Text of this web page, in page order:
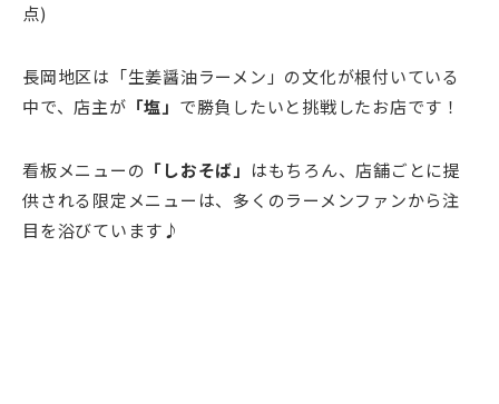
点)
長岡地区は「生姜醤油ラーメン」の文化が根付いている
中で、店主が 「塩」 で勝負したいと挑戦したお店です！
看板メニューの 「しおそば」 はもちろん、店舗ごとに提
供される限定メニューは、多くのラーメンファンから注
目を浴びています♪